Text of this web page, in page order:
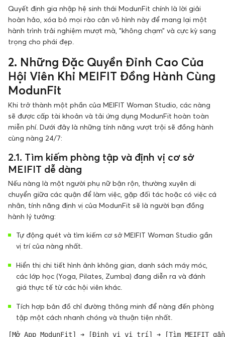
Quyết định gia nhập hệ sinh thái ModunFit chính là lời giải
hoàn hảo, xóa bỏ mọi rào cản vô hình này để mang lại một
hành trình trải nghiệm mượt mà, “không chạm” và cực kỳ sang
trọng cho phái đẹp.
2. Những Đặc Quyền Đỉnh Cao Của
Hội Viên Khi MEIFIT Đồng Hành Cùng
ModunFit
Khi trở thành một phần của MEIFIT Woman Studio, các nàng
sẽ được cấp tài khoản và tải ứng dụng ModunFit hoàn toàn
miễn phí. Dưới đây là những tính năng vượt trội sẽ đồng hành
cùng nàng 24/7:
2.1. Tìm kiếm phòng tập và định vị cơ sở
MEIFIT dễ dàng
Nếu nàng là một người phụ nữ bận rộn, thường xuyên di
chuyển giữa các quận để làm việc, gặp đối tác hoặc có việc cá
nhân, tính năng định vị của ModunFit sẽ là người bạn đồng
hành lý tưởng:
Tự động quét và tìm kiếm cơ sở MEIFIT Woman Studio gần
vị trí của nàng nhất.
Hiển thị chi tiết hình ảnh không gian, danh sách máy móc,
các lớp học (Yoga, Pilates, Zumba) đang diễn ra và đánh
giá thực tế từ các hội viên khác.
Tích hợp bản đồ chỉ đường thông minh để nàng đến phòng
tập một cách nhanh chóng và thuận tiện nhất.